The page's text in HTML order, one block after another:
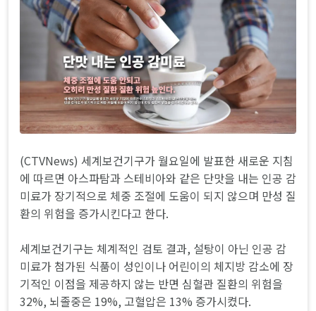
(CTVNews) 세계보건기구가 월요일에 발표한 새로운 지침
에 따르면 아스파탐과 스테비아와 같은 단맛을 내는 인공 감
미료가 장기적으로 체중 조절에 도움이 되지 않으며 만성 질
환의 위험을 증가시킨다고 한다.
세계보건기구는 체계적인 검토 결과, 설탕이 아닌 인공 감
미료가 첨가된 식품이 성인이나 어린이의 체지방 감소에 장
기적인 이점을 제공하지 않는 반면 심혈관 질환의 위험을
32%, 뇌졸중은 19%, 고혈압은 13% 증가시켰다.